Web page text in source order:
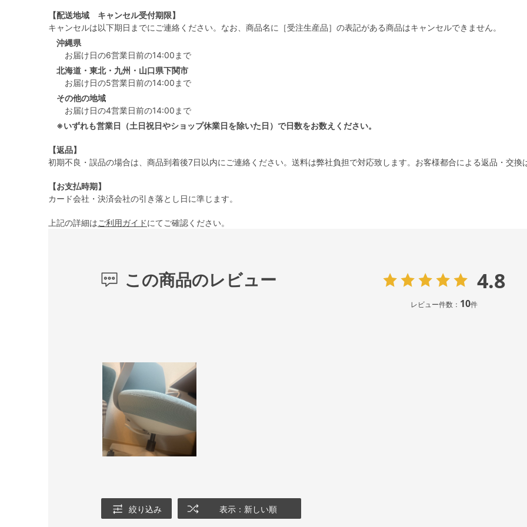
【配送地域 キャンセル受付期限】
キャンセルは以下期日までにご連絡ください。なお、商品名に［受注生産品］の表記がある商品はキャンセルできません。
沖縄県
お届け日の6営業日前の14:00まで
北海道・東北・九州・山口県下関市
お届け日の5営業日前の14:00まで
その他の地域
お届け日の4営業日前の14:00まで
※いずれも営業日（土日祝日やショップ休業日を除いた日）で日数をお数えください。
【返品】
初期不良・誤品の場合は、商品到着後7日以内にご連絡ください。送料は弊社負担で対応致します。お客様都合による返品・交換
【お支払時期】
カード会社・決済会社の引き落とし日に準じます。
上記の詳細はご利用ガイドにてご確認ください。
この商品のレビュー 4.8
レビュー件数： 10件
絞り込み 表示：新しい順